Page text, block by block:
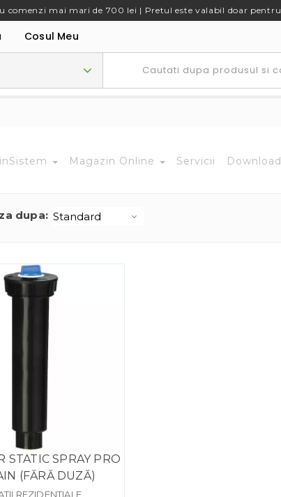
comenzi mai mari de 700 lei | Pretul este valabil doar pentru
Cosul Meu
Magazin Online Servicii Download
dupa:
STATIC SPRAY PRO
(FĂRĂ DUZĂ)
REZIDENTIALE